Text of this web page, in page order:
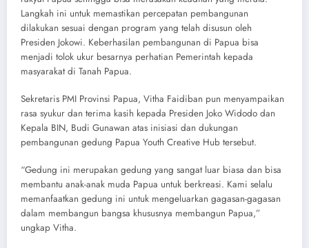
Langkah ini untuk memastikan percepatan pembangunan
dilakukan sesuai dengan program yang telah disusun oleh
Presiden Jokowi. Keberhasilan pembangunan di Papua bisa
menjadi tolok ukur besarnya perhatian Pemerintah kepada
masyarakat di Tanah Papua.
Sekretaris PMI Provinsi Papua, Vitha Faidiban pun menyampaikan
rasa syukur dan terima kasih kepada Presiden Joko Widodo dan
Kepala BIN, Budi Gunawan atas inisiasi dan dukungan
pembangunan gedung Papua Youth Creative Hub tersebut.
“Gedung ini merupakan gedung yang sangat luar biasa dan bisa
membantu anak-anak muda Papua untuk berkreasi. Kami selalu
memanfaatkan gedung ini untuk mengeluarkan gagasan-gagasan
dalam membangun bangsa khususnya membangun Papua,”
ungkap Vitha.